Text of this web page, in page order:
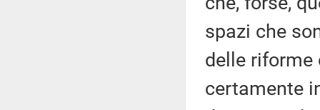
spazi che
delle riforme
certamente